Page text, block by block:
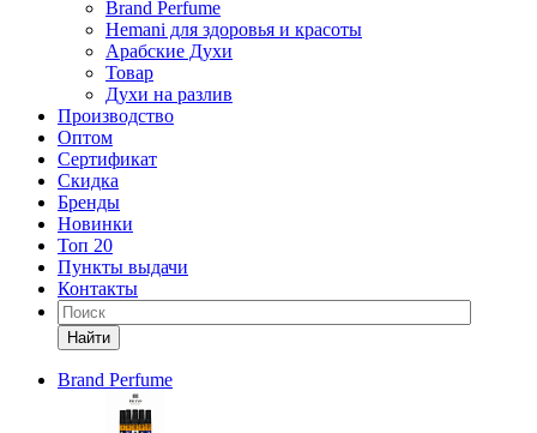
Brand Perfume
Hemani для здоровья и красоты
Арабские Духи
Товар
Духи на разлив
Производство
Оптом
Сертификат
Скидка
Бренды
Новинки
Топ 20
Пункты выдачи
Контакты
Найти
Brand Perfume